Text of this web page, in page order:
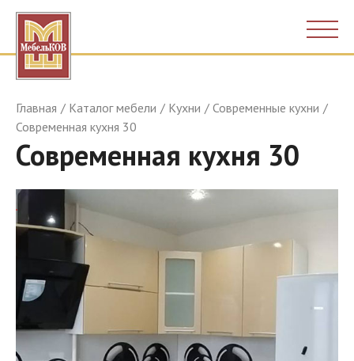
Главная Каталог мебели Кухни
Современные кухни
Современная кухня 30
Современная кухня 30